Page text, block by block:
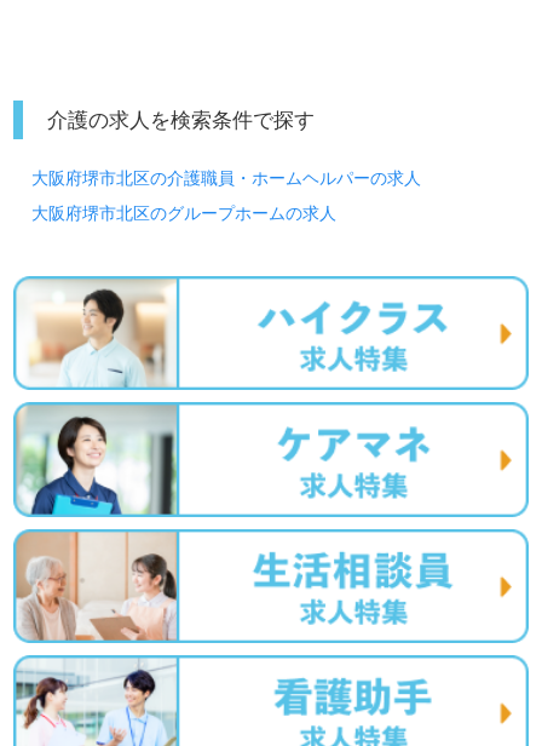
介護の求人を検索条件で探す
大阪府堺市北区の介護職員・ホームヘルパーの求人
大阪府堺市北区のグループホームの求人